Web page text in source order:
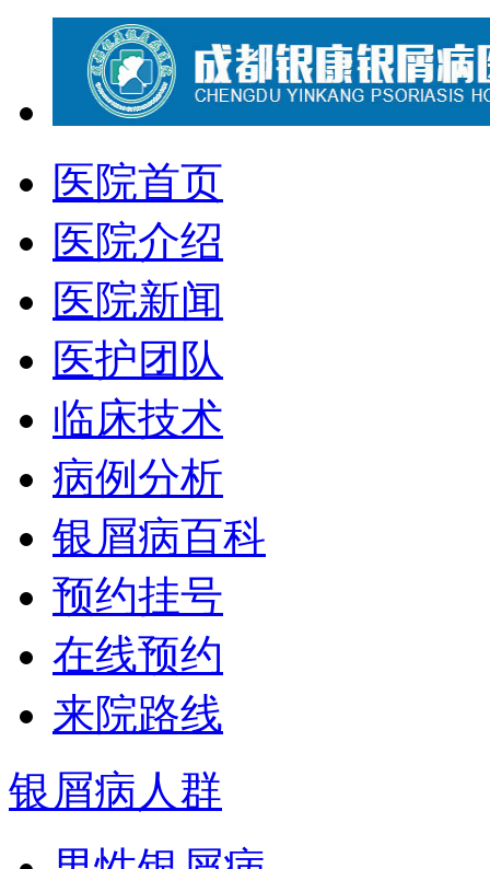
医院首页
医院介绍
医院新闻
医护团队
临床技术
病例分析
银屑病百科
预约挂号
在线预约
来院路线
银屑病人群